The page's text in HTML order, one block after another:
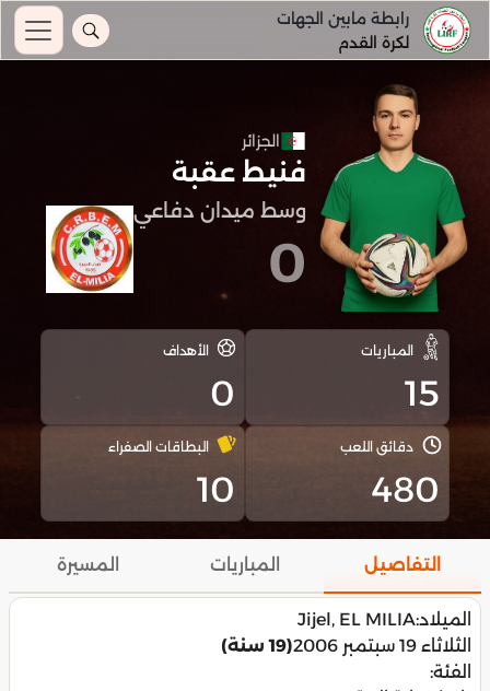
رابطة مابين الجهات
لكرة القدم
الجزائر
فنيط عقبة
وسط ميدان دفاعي
0
المباريات
15
الأهداف
0
دقائق اللعب
480
البطاقات الصفراء
10
التفاصيل المباريات المسيرة
الميلاد:Jijel, EL MILIA
الثلاثاء 19 سبتمبر 2006
(19 سنة)
الفئة: